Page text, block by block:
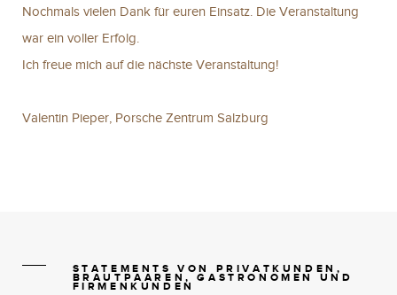
Nochmals vielen Dank für euren Einsatz. Die Veranstaltung
war ein voller Erfolg.
Ich freue mich auf die nächste Veranstaltung!
Valentin Pieper, Porsche Zentrum Salzburg
STATEMENTS VON PRIVATKUNDEN,
BRAUTPAAREN, GASTRONOMEN UND
FIRMENKUNDEN